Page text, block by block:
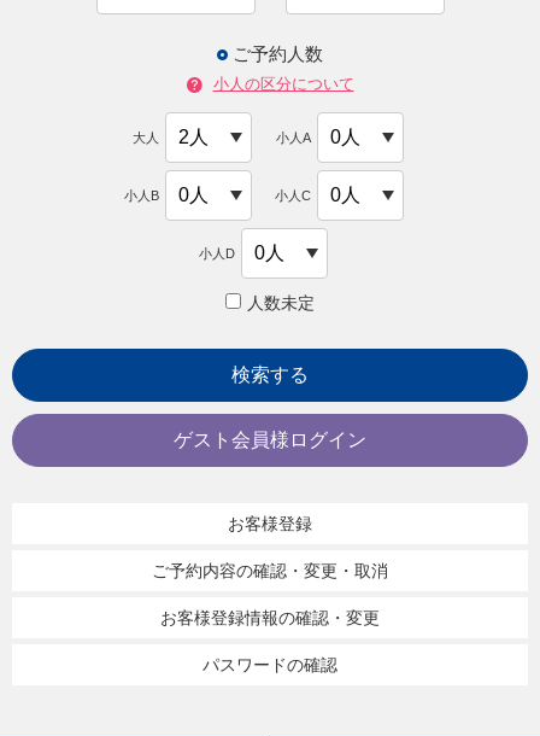
ご予約人数
小人の区分について
大人 小人A
小人B 小人C
小人D
人数未定
検索する
ゲスト会員様ログイン
お客様登録
ご予約内容の確認・変更・取消
お客様登録情報の確認・変更
パスワードの確認